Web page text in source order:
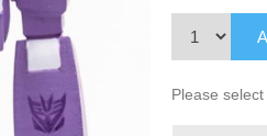
Please